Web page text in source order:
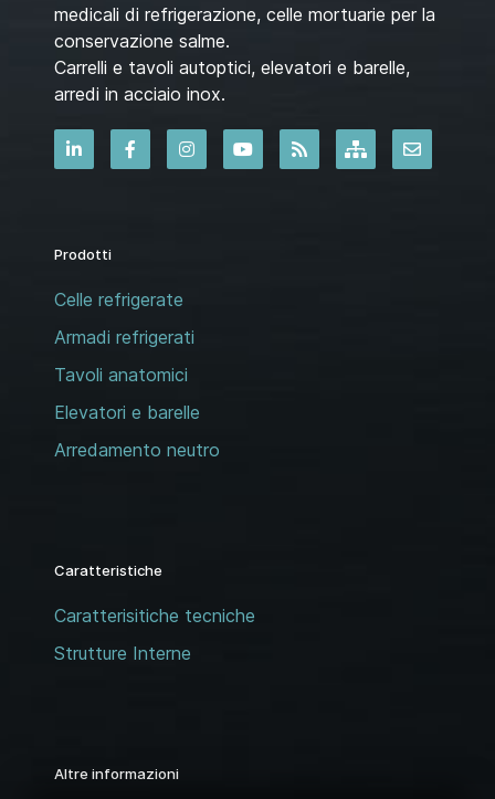
medicali di refrigerazione, celle mortuarie per la
conservazione salme.
Carrelli e tavoli autoptici, elevatori e barelle,
arredi in acciaio inox.
Prodotti
Celle refrigerate
Armadi refrigerati
Tavoli anatomici
Elevatori e barelle
Arredamento neutro
Caratteristiche
Caratterisitiche tecniche
Strutture Interne
Altre informazioni